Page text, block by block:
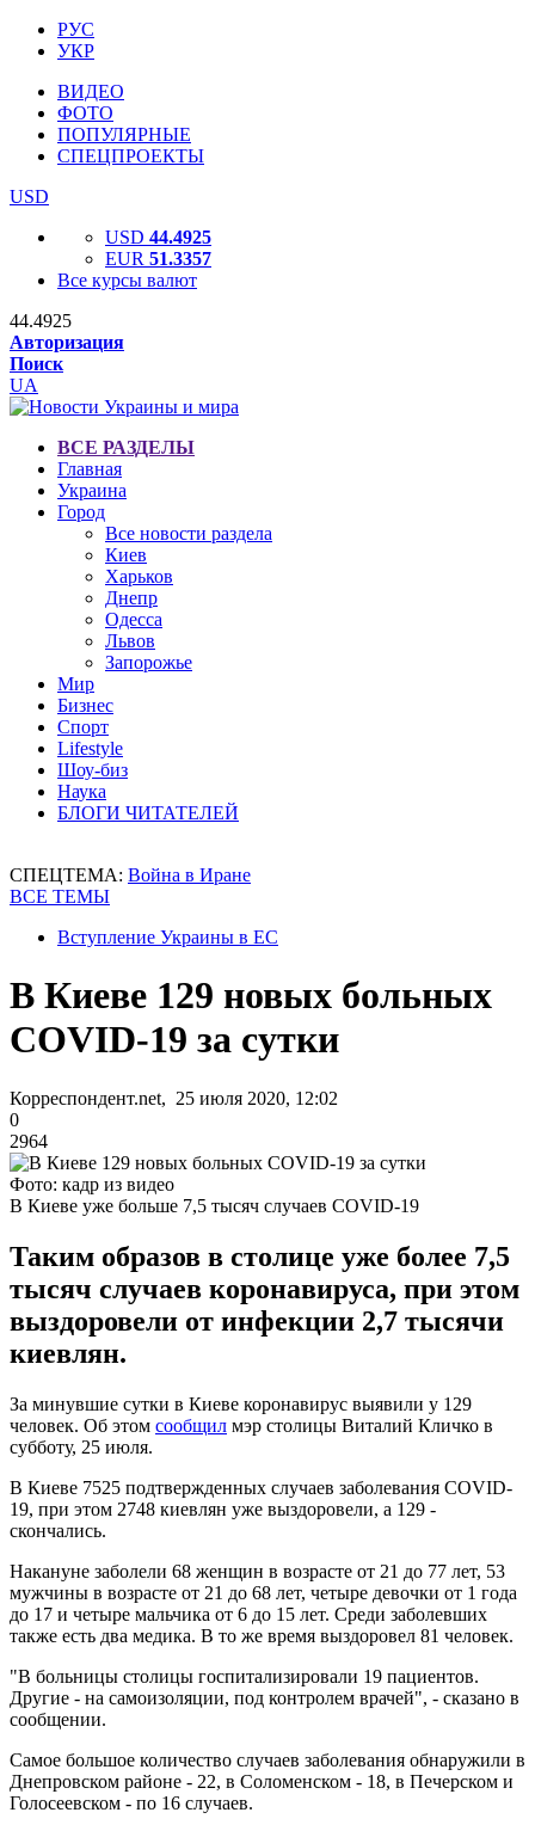
РУС
УКР
ВИДЕО
ФОТО
ПОПУЛЯРНЫЕ
СПЕЦПРОЕКТЫ
USD
USD 44.4925
EUR 51.3357
Все курсы валют
44.4925
Авторизация
Поиск
UA
ВСЕ РАЗДЕЛЫ
Главная
Украина
Город
Все новости раздела
Киев
Харьков
Днепр
Одесса
Львов
Запорожье
Мир
Бизнес
Спорт
Lifestyle
Шоу-биз
Наука
БЛОГИ ЧИТАТЕЛЕЙ
СПЕЦТЕМА: Война в Иране
ВСЕ ТЕМЫ
Вступление Украины в ЕС
В Киеве 129 новых больных
COVID-19 за сутки
Корреспондент.net, 25 июля 2020, 12:02
0
2964
Фото: кадр из видео
В Киеве уже больше 7,5 тысяч случаев COVID-19
Таким образов в столице уже более 7,5
тысяч случаев коронавируса, при этом
выздоровели от инфекции 2,7 тысячи
киевлян.
За минувшие сутки в Киеве коронавирус выявили у 129
человек. Об этом сообщил мэр столицы Виталий Кличко в
субботу, 25 июля.
В Киеве 7525 подтвержденных случаев заболевания COVID-
19, при этом 2748 киевлян уже выздоровели, а 129 -
скончались.
Накануне заболели 68 женщин в возрасте от 21 до 77 лет, 53
мужчины в возрасте от 21 до 68 лет, четыре девочки от 1 года
до 17 и четыре мальчика от 6 до 15 лет. Среди заболевших
также есть два медика. В то же время выздоровел 81 человек.
"В больницы столицы госпитализировали 19 пациентов.
Другие - на самоизоляции, под контролем врачей", - сказано в
сообщении.
Самое большое количество случаев заболевания обнаружили в
Днепровском районе - 22, в Соломенском - 18, в Печерском и
Голосеевском - по 16 случаев.